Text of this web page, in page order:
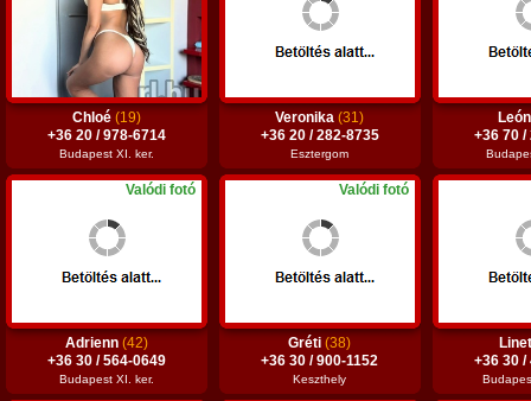
Chloé (19)
+36 20 / 978-6714
Budapest XI. ker.
Veronika(31)
+36 20 / 282-8735
Esztergom
+36 70 /
Valódi fotó
Adrienn (42)
+36 30 / 564-0649
Budapest XI. ker.
Valódi fotó
Gréti(38)
+36 30 / 900-1152
Keszthely
+36 30 /